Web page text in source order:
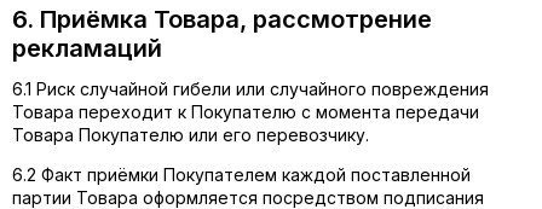
6. Приёмка Товара, рассмотрение
рекламаций
6.1 Риск случайной гибели или случайного повреждения
Товара переходит к Покупателю с момента передачи
Товара Покупателю или его перевозчику.
6.2 Факт приёмки Покупателем каждой поставленной
партии Товара оформляется посредством подписания